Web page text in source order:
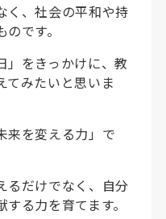
く、社会の平和や持
です。
」をきっかけに、教
てみたいと思いま
来を変える力」で
るだけでなく、自分
る力を育てます。